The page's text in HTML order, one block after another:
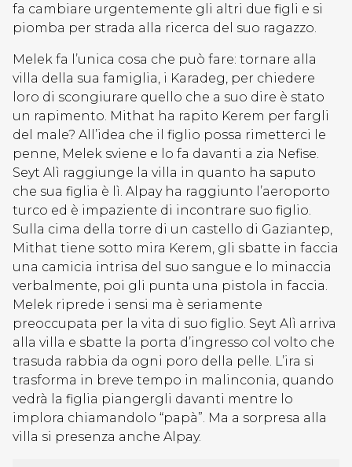
fa cambiare urgentemente gli altri due figli e si
piomba per strada alla ricerca del suo ragazzo.
Melek fa l’unica cosa che può fare: tornare alla
villa della sua famiglia, i Karadeg, per chiedere
loro di scongiurare quello che a suo dire è stato
un rapimento. Mithat ha rapito Kerem per fargli
del male? All’idea che il figlio possa rimetterci le
penne, Melek sviene e lo fa davanti a zia Nefise.
Seyt Alì raggiunge la villa in quanto ha saputo
che sua figlia è lì. Alpay ha raggiunto l’aeroporto
turco ed è impaziente di incontrare suo figlio.
Sulla cima della torre di un castello di Gaziantep,
Mithat tiene sotto mira Kerem, gli sbatte in faccia
una camicia intrisa del suo sangue e lo minaccia
verbalmente, poi gli punta una pistola in faccia.
Melek riprede i sensi ma è seriamente
preoccupata per la vita di suo figlio. Seyt Alì arriva
alla villa e sbatte la porta d’ingresso col volto che
trasuda rabbia da ogni poro della pelle. L’ira si
trasforma in breve tempo in malinconia, quando
vedrà la figlia piangergli davanti mentre lo
implora chiamandolo “papà”. Ma a sorpresa alla
villa si presenza anche Alpay.